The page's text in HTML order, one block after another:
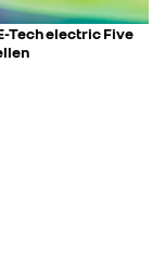
Tech electric Five